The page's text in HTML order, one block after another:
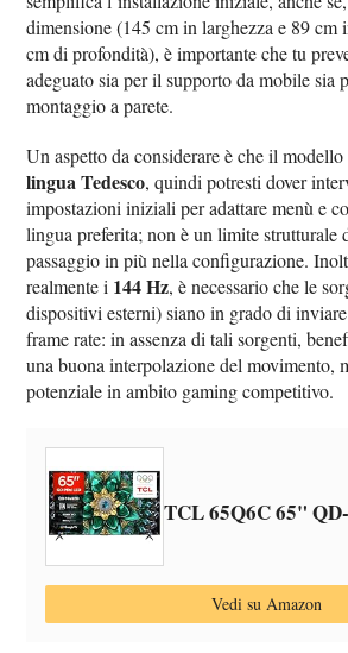
dimensione (145 cm in larghezza e 89 cm
cm di profondità), è importante che tu
adeguato sia per il supporto da mobile sia
montaggio a parete.
Un aspetto da considerare è che il
lingua Tedesco, quindi potresti dover
impostazioni iniziali per adattare menù e
lingua preferita; non è un limite strutturale
passaggio in più nella configurazione.
realmente i 144 Hz, è necessario che le
dispositivi esterni) siano in grado di
frame rate: in assenza di tali sorgenti,
una buona interpolazione del movimento,
potenziale in ambito gaming competitivo.
TCL 65Q6C 65"
Vedi su Amazon